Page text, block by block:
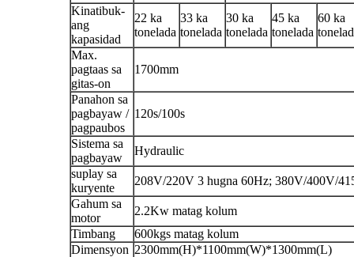
Kinatibuk-
ang
kapasidad
22 ka
tonelada
33 ka
tonelada
30 ka
tonelada
45 ka
tonelada
60 ka
Max.
pagtaas sa
gitas-on
1700mm
Panahon sa
pagbayaw /
pagpaubos
120s/100s
Sistema sa
pagbayaw
Hydraulic
suplay sa
kuryente
208V/220V 3 hugna 60Hz; 380V/400V/
Gahum sa
motor
2.2Kw matag kolum
Timbang
600kgs matag kolum
Dimensyon 2300mm(H)*1100mm(W)*1300mm(L)